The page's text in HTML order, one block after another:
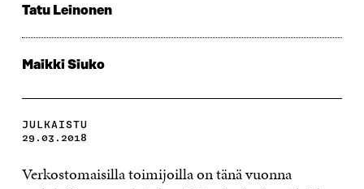
Tatu Leinonen
Maikki Siuko
JULKAISTU
29.03.2018
Verkostomaisilla toimijoilla on tänä vuonna